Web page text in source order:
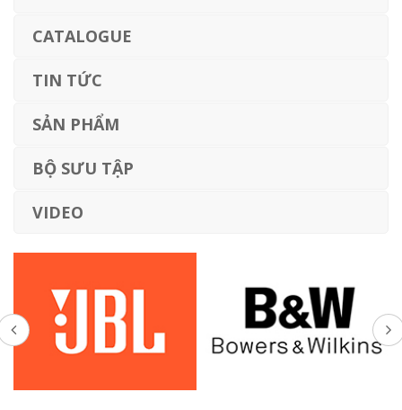
CATALOGUE
TIN TỨC
SẢN PHẨM
BỘ SƯU TẬP
VIDEO